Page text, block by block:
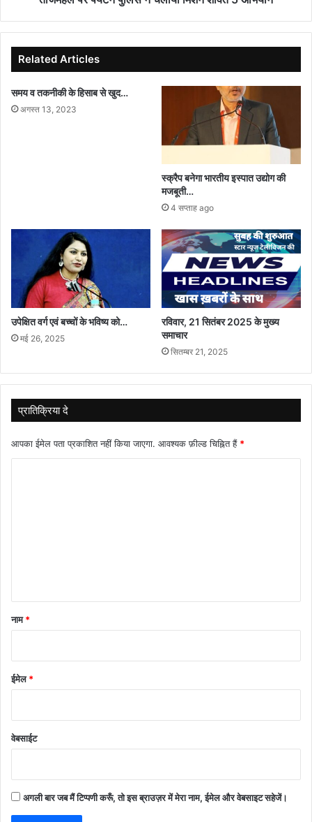
Related Articles
समय व तकनीकी के हिसाब से खुद…
अगस्त 13, 2023
स्क्रैप बनेगा भारतीय इस्पात उद्योग की
मजबूती…
4 सप्ताह ago
उपेक्षित वर्ग एवं बच्चों के भविष्य को…
मई 26, 2025
रविवार, 21 सितंबर 2025 के मुख्य
समाचार
सितम्बर 21, 2025
प्रातिक्रिया दे
आपका ईमेल पता प्रकाशित नहीं किया जाएगा. आवश्यक फ़ील्ड चिह्नित हैं *
नाम*
ईमेल*
वेबसाईट
अगली बार जब मैं टिप्पणी करूँ, तो इस ब्राउज़र में मेरा नाम, ईमेल और वेबसाइट सहेजें।